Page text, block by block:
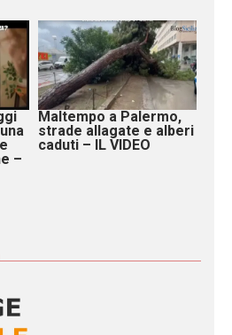
–
Maltempo a Palermo,
strade allagate e alberi
caduti – IL VIDEO